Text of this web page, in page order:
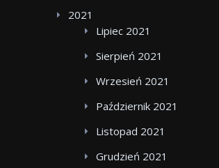
2021
Lipiec 2021
Sierpień 2021
Wrzesień 2021
Październik 2021
Listopad 2021
Grudzień 2021